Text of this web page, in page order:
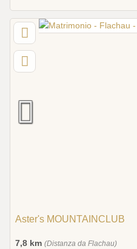
Aster's MOUNTAINCLUB
7,8 km (Distanza da Flachau)